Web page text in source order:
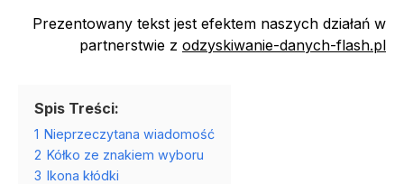
Prezentowany tekst jest efektem naszych działań w
partnerstwie z odzyskiwanie-danych-flash.pl
Spis Treści:
1 Nieprzeczytana wiadomość
2 Kółko ze znakiem wyboru
3 Ikona kłódki